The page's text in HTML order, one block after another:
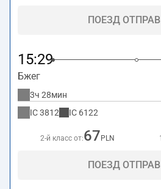
ПОЕЗД
15:29
Бжег
3ч 28мин
IC3812 IC 6122
2-й класс от:67 PLN
ПОЕЗД